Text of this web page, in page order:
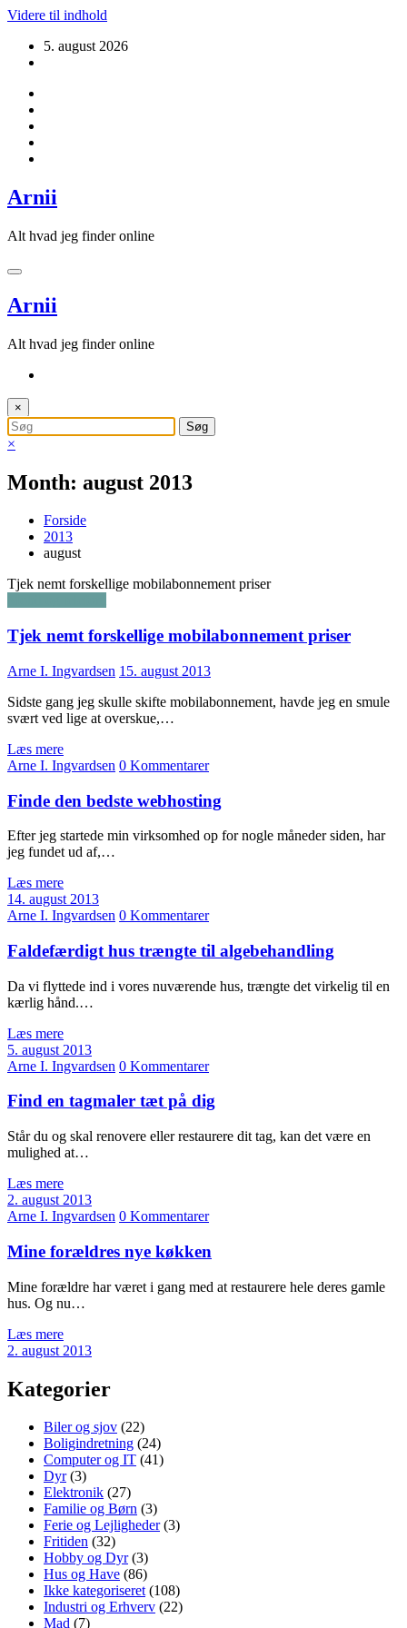
Videre til indhold
5. august 2026
Arnii
Alt hvad jeg finder online
Arnii
Alt hvad jeg finder online
×
×
Month: august 2013
Forside
2013
august
Tjek nemt forskellige mobilabonnement priser
Tjek nemt forskellige mobilabonnement priser
Arne I. Ingvardsen 15. august 2013
Sidste gang jeg skulle skifte mobilabonnement, havde jeg en smule
svært ved lige at overskue,…
Læs mere
Arne I. Ingvardsen 0 Kommentarer
Finde den bedste webhosting
Efter jeg startede min virksomhed op for nogle måneder siden, har
jeg fundet ud af,…
Læs mere
14. august 2013
Arne I. Ingvardsen 0 Kommentarer
Faldefærdigt hus trængte til algebehandling
Da vi flyttede ind i vores nuværende hus, trængte det virkelig til en
kærlig hånd.…
Læs mere
5. august 2013
Arne I. Ingvardsen 0 Kommentarer
Find en tagmaler tæt på dig
Står du og skal renovere eller restaurere dit tag, kan det være en
mulighed at…
Læs mere
2. august 2013
Arne I. Ingvardsen 0 Kommentarer
Mine forældres nye køkken
Mine forældre har været i gang med at restaurere hele deres gamle
hus. Og nu…
Læs mere
2. august 2013
Kategorier
Biler og sjov (22)
Boligindretning (24)
Computer og IT (41)
Dyr(3)
Elektronik (27)
Familie og Børn (3)
Ferie og Lejligheder(3)
Fritiden (32)
Hobby og Dyr(3)
Hus og Have (86)
Ikke kategoriseret(108)
Industri og Erhverv (22)
Mad (7)